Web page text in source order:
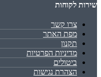
שירות לקוחות
צרו קשר
מפת האתר
תקנון
מדיניות הפרטיות
ביטולים
הצהרת נגישות